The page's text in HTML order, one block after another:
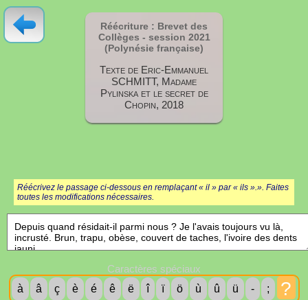
Réécriture : Brevet des
Collèges - session 2021
(Polynésie française)
Texte de Eric-Emmanuel
SCHMITT, Madame
Pylinska et le secret de
Chopin, 2018
Réécrivez le passage ci-dessous en remplaçant « il » par « ils ».». Faites
toutes les modifications nécessaires.
Caractères spéciaux
à
â ç è é ê ë î ï ö ù û ü - ; ?